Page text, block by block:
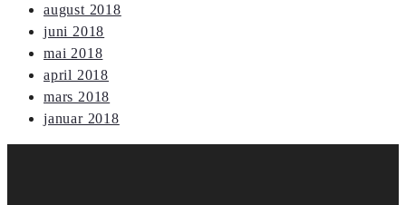
august 2018
juni 2018
mai 2018
april 2018
mars 2018
januar 2018